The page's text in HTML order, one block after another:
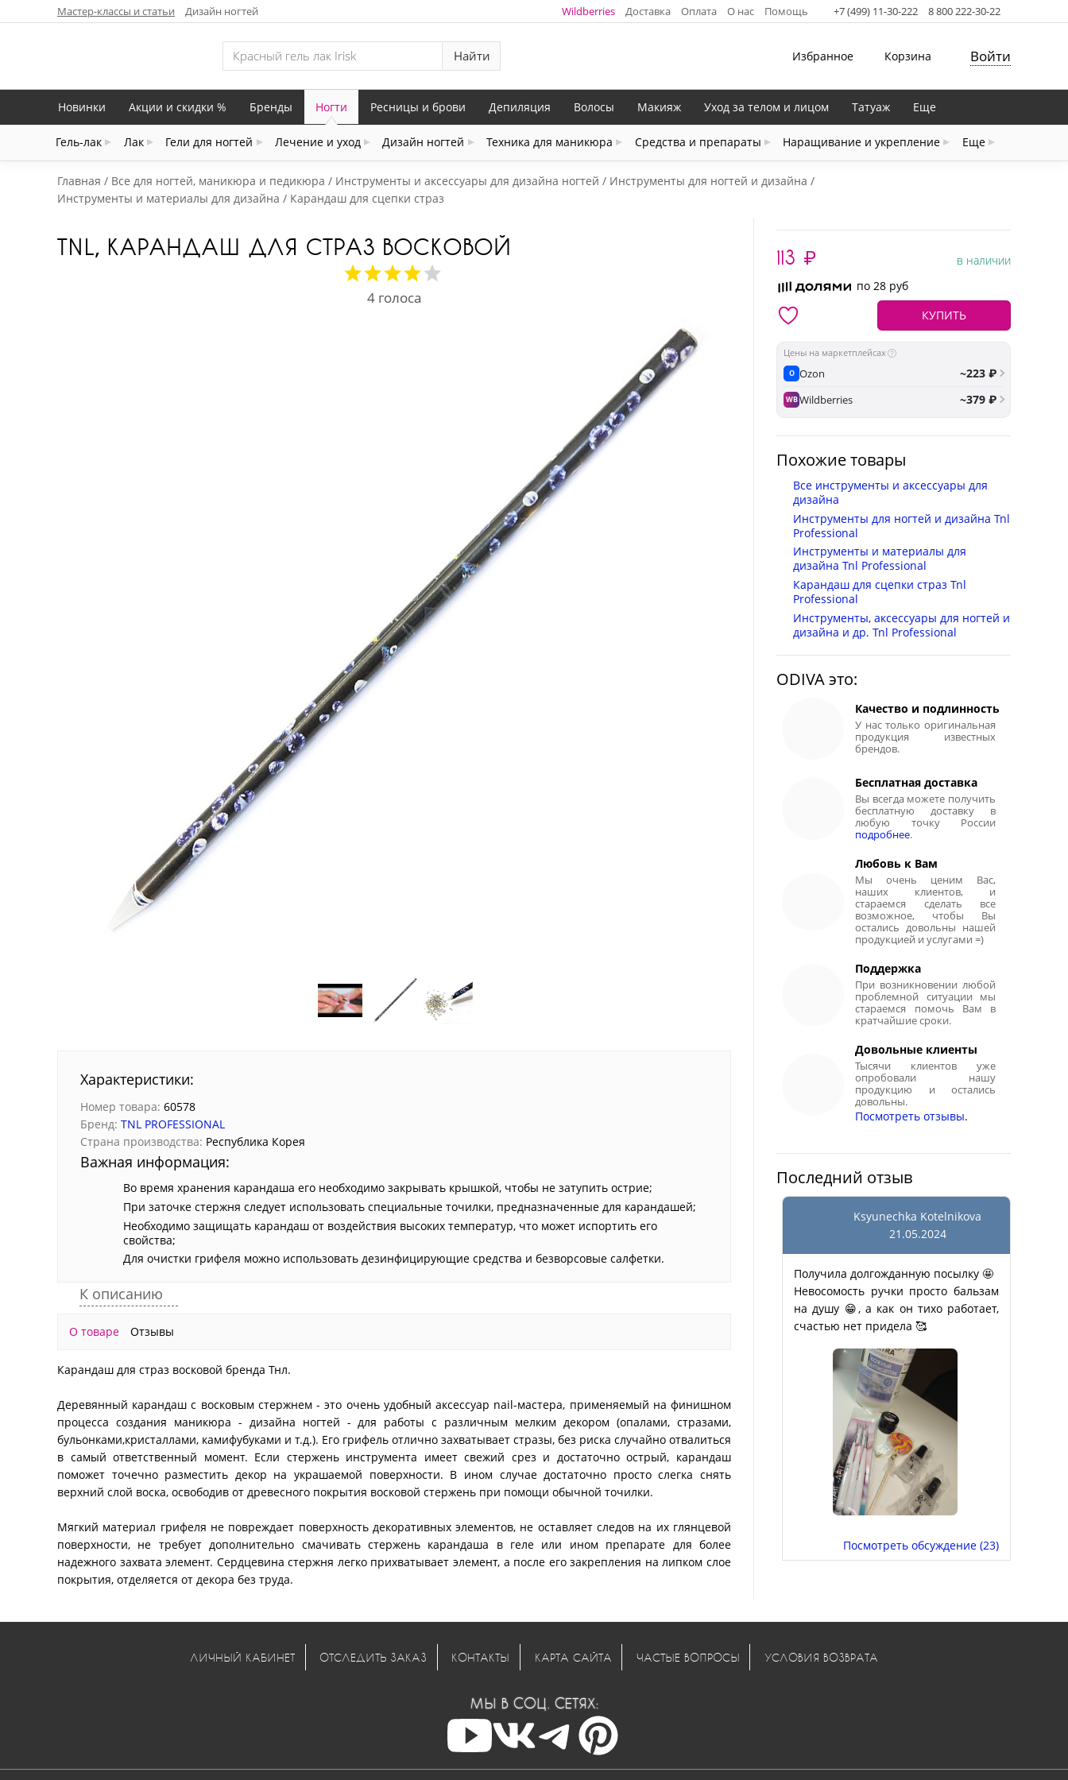
Мастер-классы и статьи Дизайн ногтей Wildberries Доставка Оплата О нас Помощь +7 (499) 11-30-222 8 800 222-30-22
Найти Избранное Корзина Войти
Новинки Акции и скидки % Бренды Ногти
Гель-лак Лак Гели для ногтей Лечение и уход Дизайн ногтей Техника для маникюра Средства и препараты Наращивание и укрепление Еще
Ресницы и брови Депиляция Волосы Макияж Уход за телом и лицом Татуаж Еще
Главная Все для ногтей, маникюра и педикюра Инструменты и аксессуары для дизайна ногтей
Инструменты для ногтей и дизайна
Инструменты и материалы для дизайна
Карандаш для сцепки страз
TNL, КАРАНДАШ ДЛЯ СТРАЗ ВОСКОВОЙ
4 голоса
Характеристики:
Номер товара: 60578
Бренд: TNL PROFESSIONAL
Страна производства: Республика Корея
Важная информация:
Во время хранения карандаша его необходимо закрывать крышкой, чтобы не затупить острие;
При заточке стержня следует использовать специальные точилки, предназначенные для карандашей;
Необходимо защищать карандаш от воздействия высоких температур, что может испортить его
свойства;
Для очистки грифеля можно использовать дезинфицирующие средства и безворсовые салфетки.
К описанию
О товаре Отзывы
Карандаш для страз восковой бренда Тнл.
Деревянный карандаш с восковым стержнем - это очень удобный аксессуар nail-мастера, применяемый на финишном
процесса создания маникюра - дизайна ногтей - для работы с различным мелким декором (опалами, стразами,
бульонками,кристаллами, камифубуками и т.д.). Его грифель отлично захватывает стразы, без риска случайно отвалиться
в самый ответственный момент. Если стержень инструмента имеет свежий срез и достаточно острый, карандаш
поможет точечно разместить декор на украшаемой поверхности. В ином случае достаточно просто слегка снять
верхний слой воска, освободив от древесного покрытия восковой стержень при помощи обычной точилки.
Мягкий материал грифеля не повреждает поверхность декоративных элементов, не оставляет следов на их глянцевой
поверхности, не требует дополнительно смачивать стержень карандаша в геле или ином препарате для более
надежного захвата элемент. Сердцевина стержня легко прихватывает элемент, а после его закрепления на липком слое
покрытия, отделяется от декора без труда.
113 ₽
в наличии
по 28 руб
КУПИТЬ
Цены на маркетплейсах
O Ozon ~223 ₽
WBWildberries ~379 ₽
Похожие товары
Все инструменты и аксессуары для
дизайна
Инструменты для ногтей и дизайна Tnl
Professional
Инструменты и материалы для
дизайна Tnl Professional
Карандаш для сцепки страз Tnl
Professional
Инструменты, аксессуары для ногтей и
дизайна и др. Tnl Professional
ODIVA это:
Качество и подлинность
У нас только оригинальная
продукция известных
брендов.
Бесплатная доставка
Вы всегда можете получить
бесплатную доставку в
любую точку России
подробнее.
Любовь к Вам
Мы очень ценим Вас,
наших клиентов, и
стараемся сделать все
возможное, чтобы Вы
остались довольны нашей
продукцией и услугами =)
Поддержка
При возникновении любой
проблемной ситуации мы
стараемся помочь Вам в
кратчайшие сроки.
Довольные клиенты
Тысячи клиентов уже
опробовали нашу
продукцию и остались
довольны.
Посмотреть отзывы.
Последний отзыв
Ksyunechka Kotelnikova
21.05.2024
Получила долгожданную посылку 🤩
Невосомость ручки просто бальзам
на душу 😁, а как он тихо работает,
счастью нет придела 🥰
Посмотреть обсуждение (23)
ЛИЧНЫЙ КАБИНЕТ ОТСЛЕДИТЬ ЗАКАЗ КОНТАКТЫ КАРТА САЙТА ЧАСТЫЕ ВОПРОСЫ УСЛОВИЯ ВОЗВРАТА
МЫ В СОЦ. СЕТЯХ: